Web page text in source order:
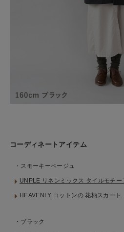
コーディネートアイテム
・スモーキーベージュ
UNPLE リネンミックス タイルモチー
HEAVENLY コットンの 花柄スカート
・ブラック